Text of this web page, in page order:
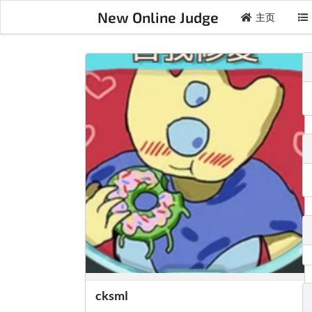
New Online Judge 主页
cksml